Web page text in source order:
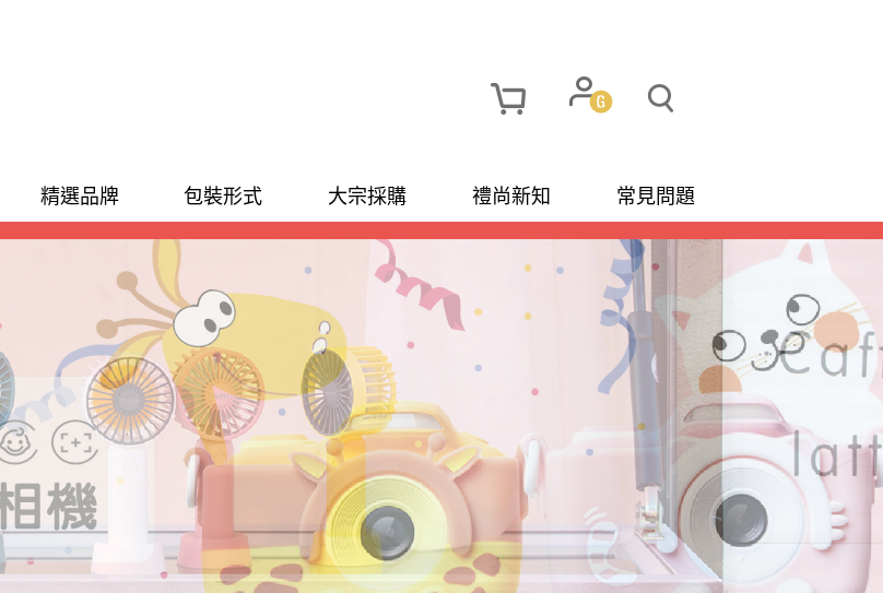
精選品牌 包裝形式 大宗採購 禮尚新知 常見問題